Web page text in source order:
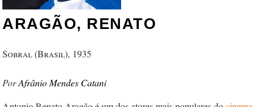
ARAGÃO, RENATO
Sobral (Brasil), 1935
Afrânio Mendes Catani